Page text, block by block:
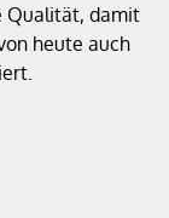
Qualität, damit
heute auch